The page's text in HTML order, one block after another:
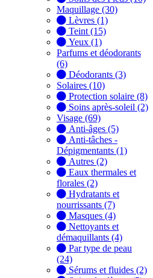
Maquillage (30)
Lèvres (1)
Teint (15)
Yeux (1)
Parfums et déodorants
(6)
Déodorants (3)
Solaires (10)
Protection solaire (8)
Soins après-soleil (2)
Visage (69)
Anti-âges (5)
Anti-tâches -
Dépigmentants (1)
Autres (2)
Eaux thermales et
florales (2)
Hydratants et
nourrissants (7)
Masques (4)
Nettoyants et
démaquillants (4)
Par type de peau
(24)
Sérums et fluides (2)